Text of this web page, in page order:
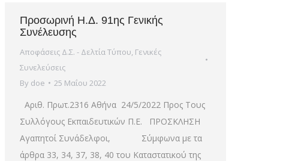
Προσωρινή Η.Δ. 91ης Γενικής
Συνέλευσης
Αποφάσεις Δ.Σ. - Δελτία Τύπου, Γενικές
Συνελεύσεις
By doe 25 Μαΐου 2022
Αριθ. Πρωτ.2316 Αθήνα 24/5/2022 Προς Τους
Συλλόγους Εκπαιδευτικών Π.Ε. ΠΡΟΣΚΛΗΣΗ
Αγαπητοί Συνάδελφοι, Σύμφωνα με τα
άρθρα 33, 34, 37, 38, 40 του Καταστατικού της